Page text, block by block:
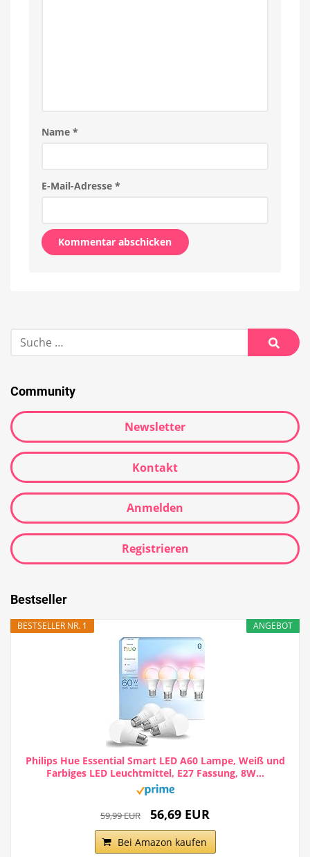
Name *
E-Mail-Adresse *
Suche
nach:
Suche
Community
Newsletter
Kontakt
Anmelden
Registrieren
Bestseller
ANGEBOT
BESTSELLER NR. 1
Philips Hue Essential Smart LED A60 Lampe, Weiß und
Farbiges LED Leuchtmittel, E27 Fassung, 8W...
59,99 EUR 56,69 EUR
Bei Amazon kaufen